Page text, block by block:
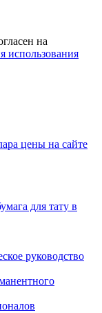
на
использования
цены на сайте
для тату в
руководство